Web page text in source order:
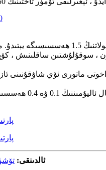
سوقۇلۇشتىن ساقلىنىش ،
ئالدىنقى: تۆشۈكتىن 5 مىللىمېتىر قېلىنلىقتىكى ئاليۇمىن